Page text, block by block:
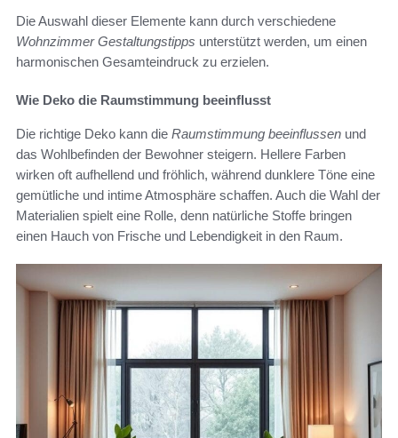
Die Auswahl dieser Elemente kann durch verschiedene
Wohnzimmer Gestaltungstipps unterstützt werden, um einen
harmonischen Gesamteindruck zu erzielen.
Wie Deko die Raumstimmung beeinflusst
Die richtige Deko kann die Raumstimmung beeinflussen und
das Wohlbefinden der Bewohner steigern. Hellere Farben
wirken oft aufhellend und fröhlich, während dunklere Töne eine
gemütliche und intime Atmosphäre schaffen. Auch die Wahl der
Materialien spielt eine Rolle, denn natürliche Stoffe bringen
einen Hauch von Frische und Lebendigkeit in den Raum.